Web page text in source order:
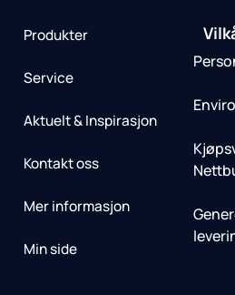
Produkter
Service
Aktuelt & Inspirasjon
Kontakt oss
Mer informasjon
Min side